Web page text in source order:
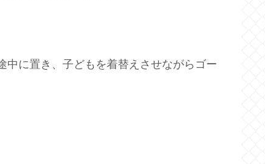
中に置き、子どもを着替えさせながらゴー